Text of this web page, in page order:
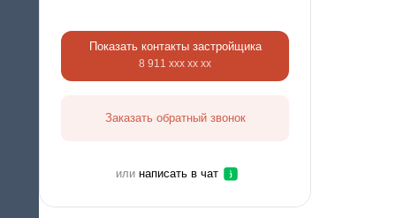
Показать контакты застройщика
8 911 ххх хх хх
Заказать обратный звонок
или написать в чат